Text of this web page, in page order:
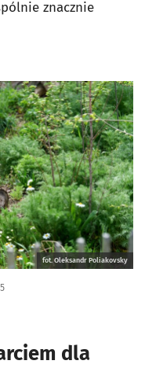
znacznie
fot. Oleksandr Poliakovsky
dla